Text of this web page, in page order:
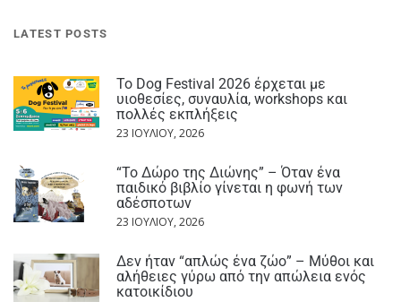
LATEST POSTS
Το Dog Festival 2026 έρχεται με
υιοθεσίες, συναυλία, workshops και
πολλές εκπλήξεις
23 ΙΟΥΛΊΟΥ, 2026
“Το Δώρο της Διώνης” – Όταν ένα
παιδικό βιβλίο γίνεται η φωνή των
αδέσποτων
23 ΙΟΥΛΊΟΥ, 2026
Δεν ήταν “απλώς ένα ζώο” – Μύθοι και
αλήθειες γύρω από την απώλεια ενός
κατοικίδιου